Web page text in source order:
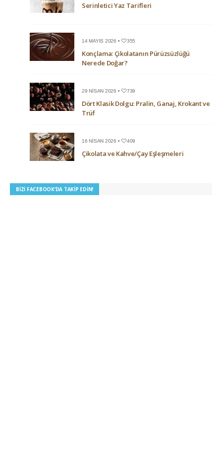
Serinletici Yaz Tarifleri
14 MAYIS 2026 • 355
Konçlama: Çikolatanın Pürüzsüzlüğü
Nerede Doğar?
29 NISAN 2026 • 739
Dört Klasik Dolgu: Pralin, Ganaj, Krokant ve
Trüf
16 NISAN 2026 • 409
Çikolata ve Kahve/Çay Eşleşmeleri
BIZI FACEBOOK’DA TAKIP EDIN!